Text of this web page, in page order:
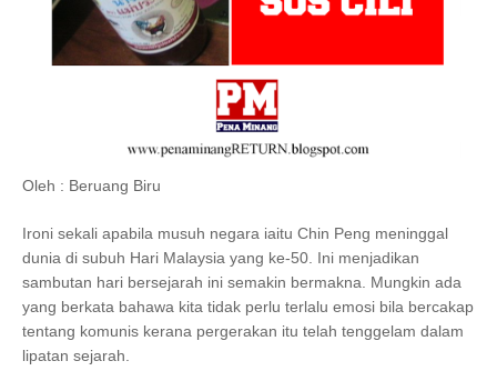
Oleh : Beruang Biru
Ironi sekali apabila musuh negara iaitu Chin Peng meninggal
dunia di subuh Hari Malaysia yang ke-50. Ini menjadikan
sambutan hari bersejarah ini semakin bermakna. Mungkin ada
yang berkata bahawa kita tidak perlu terlalu emosi bila bercakap
tentang komunis kerana pergerakan itu telah tenggelam dalam
lipatan sejarah.